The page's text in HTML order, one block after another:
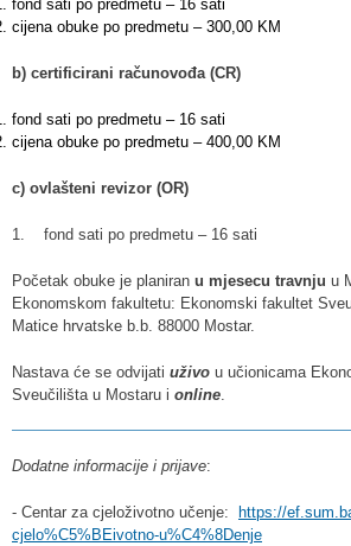
fond sati po predmetu – 16 sati
cijena obuke po predmetu – 300,00 KM
b) certificirani računovođa (CR)
fond sati po predmetu – 16 sati
cijena obuke po predmetu – 400,00 KM
c) ovlašteni revizor (OR)
1. fond sati po predmetu – 16 sati
Početak obuke je planiran u mjesecu travnju u
Ekonomskom fakultetu: Ekonomski fakultet
Matice hrvatske b.b. 88000 Mostar.
Nastava će se odvijati uživo u učionicama
Sveučilišta u Mostaru i online.
Dodatne informacije i prijave:
- Centar za cjeloživotno učenje:
https://
cjelo%C5%BEivotno-u%C4%8Denje